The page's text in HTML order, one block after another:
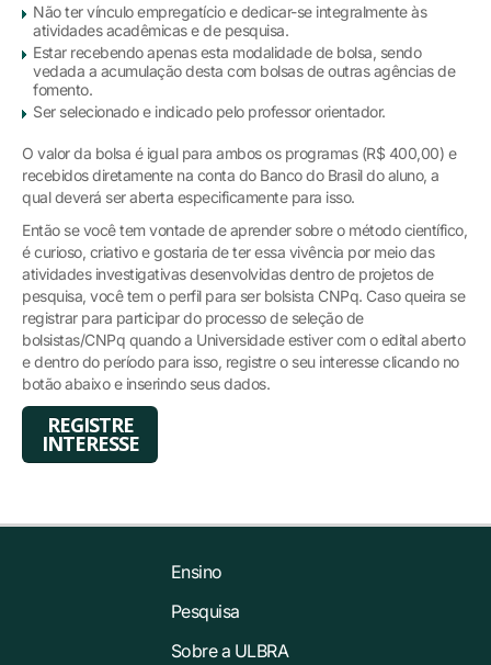
Não ter vínculo empregatício e dedicar-se integralmente às
atividades acadêmicas e de pesquisa.
Estar recebendo apenas esta modalidade de bolsa, sendo
vedada a acumulação desta com bolsas de outras agências de
fomento.
Ser selecionado e indicado pelo professor orientador.
O valor da bolsa é igual para ambos os programas (R$ 400,00) e
recebidos diretamente na conta do Banco do Brasil do aluno, a
qual deverá ser aberta especificamente para isso.
Então se você tem vontade de aprender sobre o método científico,
é curioso, criativo e gostaria de ter essa vivência por meio das
atividades investigativas desenvolvidas dentro de projetos de
pesquisa, você tem o perfil para ser bolsista CNPq. Caso queira se
registrar para participar do processo de seleção de
bolsistas/CNPq quando a Universidade estiver com o edital aberto
e dentro do período para isso, registre o seu interesse clicando no
botão abaixo e inserindo seus dados.
REGISTRE
INTERESSE
Ensino
Pesquisa
Sobre a ULBRA